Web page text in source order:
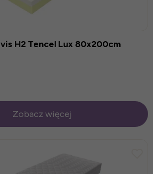
H2 Tencel Lux 80x200cm
Zobacz więcej